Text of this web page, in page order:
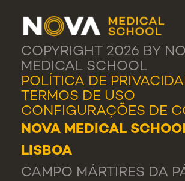
COPYRIGHT 2026 BY
MEDICAL SCHOOL
POLÍTICA DE
TERMOS DE USO
CONFIGURAÇÕES DE
NOVA MEDICAL
LISBOA
CAMPO MÁRTIRES DA